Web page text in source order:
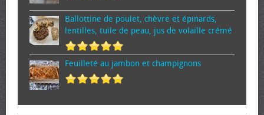
Ballottine de poulet, chèvre et épinards,
lentilles, tuile de peau, jus de volaille crémé
Feuilleté au jambon et champignons